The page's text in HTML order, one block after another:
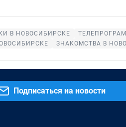
В НОВОСИБИРСКЕ
ЗНАКОМСТВА В
Подписаться на новости